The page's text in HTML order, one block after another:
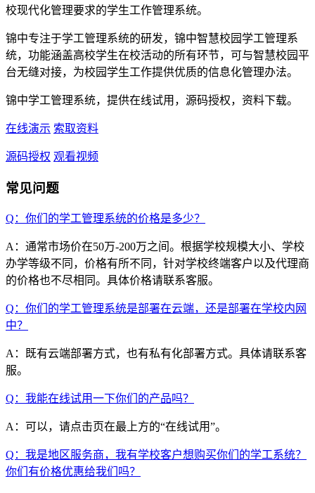
校现代化管理要求的学生工作管理系统。
锦中专注于学工管理系统的研发，锦中智慧校园学工管理系
统，功能涵盖高校学生在校活动的所有环节，可与智慧校园平
台无缝对接，为校园学生工作提供优质的信息化管理办法。
锦中学工管理系统，提供在线试用，源码授权，资料下载。
在线演示 索取资料
源码授权 观看视频
常见问题
Q：你们的学工管理系统的价格是多少？
A：通常市场价在50万-200万之间。根据学校规模大小、学校
办学等级不同，价格有所不同，针对学校终端客户以及代理商
的价格也不尽相同。具体价格请联系客服。
Q：你们的学工管理系统是部署在云端，还是部署在学校内网
中？
A：既有云端部署方式，也有私有化部署方式。具体请联系客
服。
Q：我能在线试用一下你们的产品吗？
A：可以，请点击页在最上方的“在线试用”。
Q：我是地区服务商，我有学校客户想购买你们的学工系统？
你们有价格优惠给我们吗？